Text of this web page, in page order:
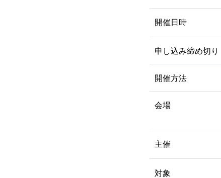
開催日時
申し込み締め切り
開催方法
会場
主催
対象